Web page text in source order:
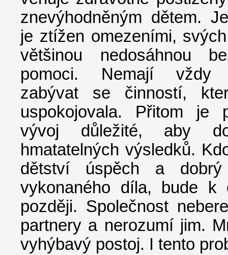
znevýhodněným dětem.
je ztížen omezeními,
většinou nedosáhnou
pomoci. Nemají vždy
zabývat se činností,
uspokojovala. Přitom je
vývoj důležité, aby
hmatatelných výsledků.
dětství úspěch a
vykonaného díla, bude k
později. Společnost
partnery a nerozumí jim.
vyhýbavý postoj. I tento